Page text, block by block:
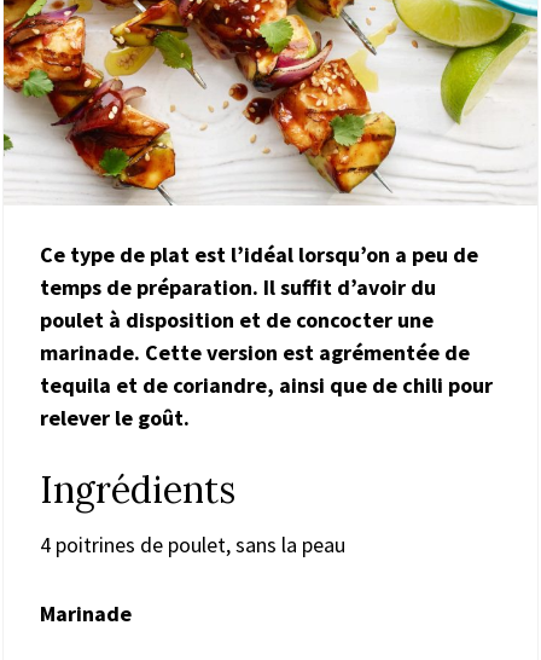
Ce type de plat est l’idéal lorsqu’on a peu de
temps de préparation. Il suffit d’avoir du
poulet à disposition et de concocter une
marinade. Cette version est agrémentée de
tequila et de coriandre, ainsi que de chili pour
relever le goût.
Ingrédients
4 poitrines de poulet, sans la peau
Marinade